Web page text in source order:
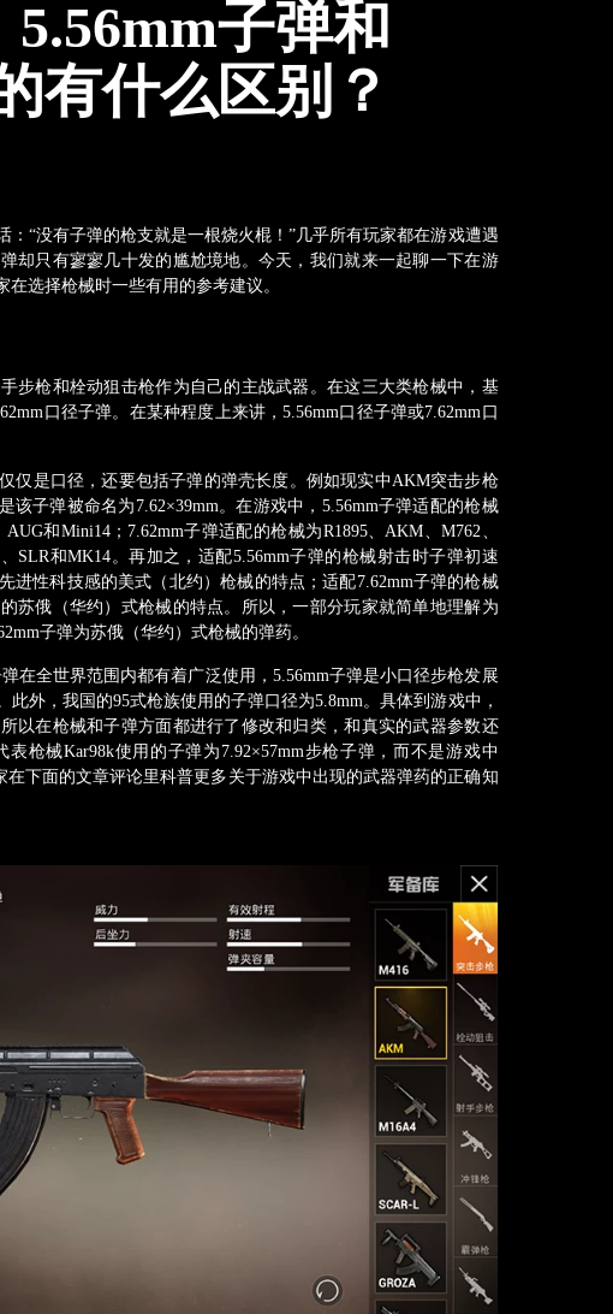
5.56mm子弹和
有什么区别？
“没有子弹的枪支就是一根烧火棍！”几乎所有玩家都在游戏遭遇
却只有寥寥几十发的尴尬境地。今天，我们就来一起聊一下在游
选择枪械时一些有用的参考建议。
枪和栓动狙击枪作为自己的主战武器。在这三大类枪械中，基
口径子弹。在某种程度上来讲，5.56mm口径子弹或7.62mm口
是口径，还要包括子弹的弹壳长度。例如现实中AKM突击步枪
该子弹被命名为7.62×39mm。在游戏中，5.56mm子弹适配的枪械
和Mini14；7.62mm子弹适配的枪械为R1895、AKM、M762、
SLR和MK14。再加之，适配5.56mm子弹的枪械射击时子弹初速
进性科技感的美式（北约）枪械的特点；适配7.62mm子弹的枪械
苏俄（华约）式枪械的特点。所以，一部分玩家就简单地理解为
子弹为苏俄（华约）式枪械的弹药。
全世界范围内都有着广泛使用，5.56mm子弹是小口径步枪发展
外，我国的95式枪族使用的子弹口径为5.8mm。具体到游戏中，
以在枪械和子弹方面都进行了修改和归类，和真实的武器参数还
枪械Kar98k使用的子弹为7.92×57mm步枪子弹，而不是游戏中
在下面的文章评论里科普更多关于游戏中出现的武器弹药的正确知